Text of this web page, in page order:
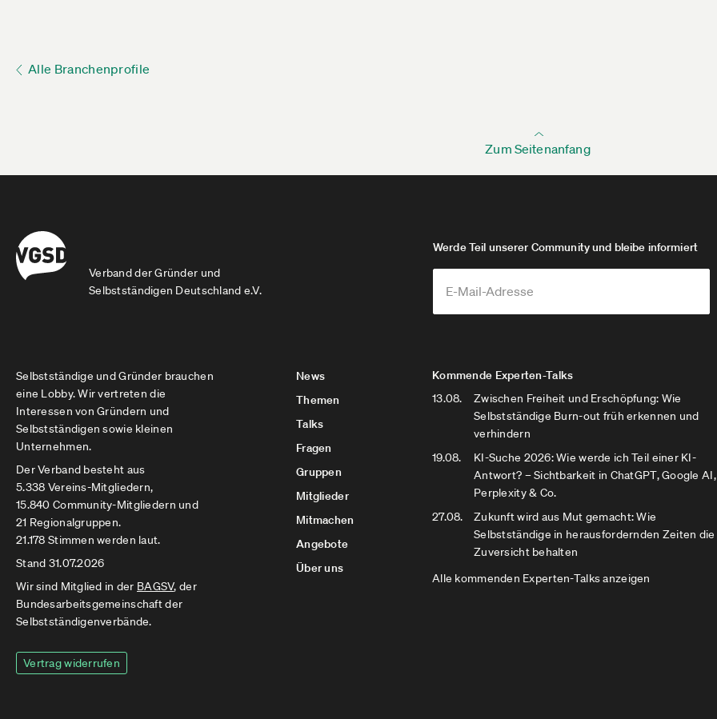
Alle Branchenprofile
Zum Seitenanfang
Verband der Gründer und
Selbstständigen Deutschland e.V.
Werde Teil unserer Community und bleibe informiert
Selbstständige und Gründer brauchen
eine Lobby. Wir vertreten die
Interessen von Gründern und
Selbstständigen sowie kleinen
Unternehmen.
Der Verband besteht aus
5.338 Vereins-Mitgliedern,
15.840 Community-Mitgliedern und
21 Regionalgruppen.
21.178 Stimmen werden laut.
Stand 31.07.2026
Wir sind Mitglied in der BAGSV, der
Bundesarbeitsgemeinschaft der
Selbstständigenverbände.
Vertrag widerrufen
News
Themen
Talks
Fragen
Gruppen
Mitglieder
Mitmachen
Angebote
Über uns
Kommende Experten-Talks
13.08.
Zwischen Freiheit und Erschöpfung: Wie
Selbstständige Burn-out früh erkennen und
verhindern
19.08.
KI-Suche 2026: Wie werde ich Teil einer KI-
Antwort? – Sichtbarkeit in ChatGPT, Google AI,
Perplexity & Co.
27.08.
Zukunft wird aus Mut gemacht: Wie
Selbstständige in herausfordernden Zeiten die
Zuversicht behalten
Alle kommenden Experten-Talks anzeigen